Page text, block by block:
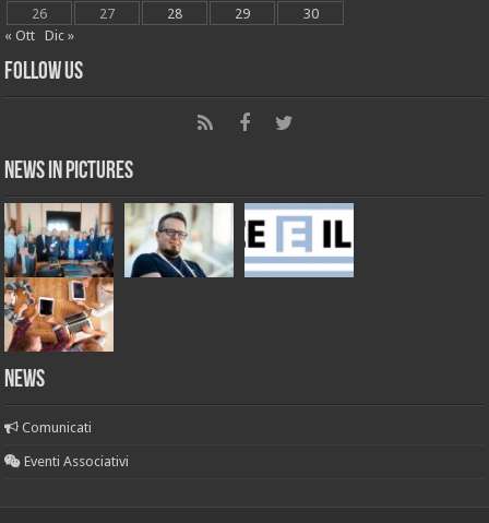
26
27 28 29
30
« Ott
Dic »
Follow Us
News in Pictures
NEWS
Comunicati
Eventi Associativi